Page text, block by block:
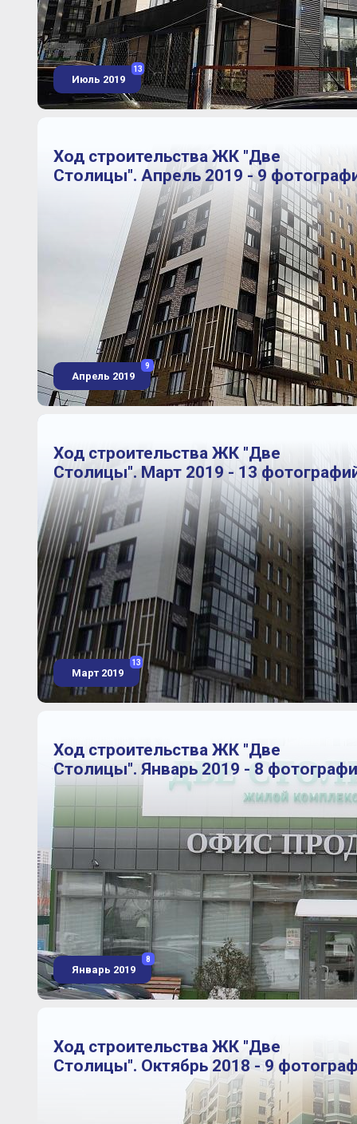
Июль 2019
13
Ход строительства ЖК "Две
Столицы". Апрель 2019 - 9
Апрель 2019
9
Ход строительства ЖК "Две
Столицы". Март 2019 - 13
Март 2019
13
Ход строительства ЖК "Две
Столицы". Январь 2019 - 8
Январь 2019
8
Ход строительства ЖК "Две
Столицы". Октябрь 2018 - 9